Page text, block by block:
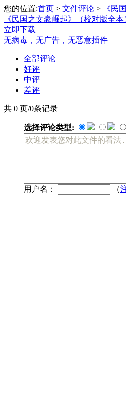
您的位置:首页 > 文件评论 >
《民
《民国之文豪崛起》（校对版全本
立即下载
无病毒，无广告，无恶意插件
全部评论
好评
中评
差评
共 0 页/0条记录
选择评论类型:
用户名： （